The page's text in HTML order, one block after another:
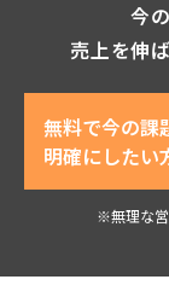
今
売上を伸
無料で今の課
明確にしたい
※無理な営